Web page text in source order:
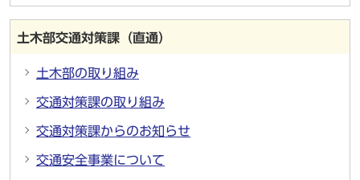
土木部交通対策課（直通）
土木部の取り組み
交通対策課の取り組み
交通対策課からのお知らせ
交通安全事業について